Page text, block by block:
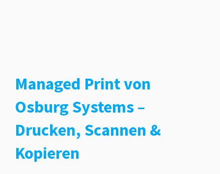
Managed Print von
Osburg Systems –
Drucken, Scannen &
Kopieren